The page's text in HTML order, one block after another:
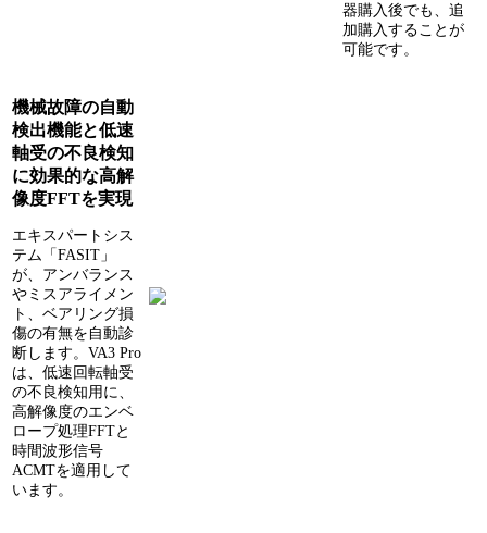
器購入後でも、追
加購入することが
可能です。
機械故障の自動
検出機能と低速
軸受の不良検知
に効果的な高解
像度FFTを実現
エキスパートシス
テム「FASIT」
が、アンバランス
やミスアライメン
ト、ベアリング損
傷の有無を自動診
断します。VA3 Pro
は、低速回転軸受
の不良検知用に、
高解像度のエンベ
ロープ処理FFTと
時間波形信号
ACMTを適用して
います。